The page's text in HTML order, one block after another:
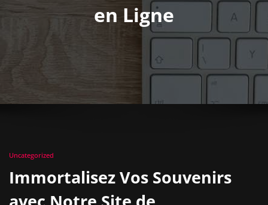
en Ligne
Uncategorized
Immortalisez Vos Souvenirs